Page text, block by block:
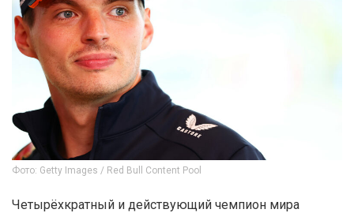
Фото: Getty Images / Red Bull Content Pool
Четырёхкратный и действующий чемпион мира